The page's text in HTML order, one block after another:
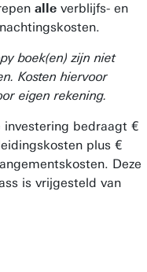
alle verblijfs- en
boek(en) zijn niet
Kosten hiervoor
eigen rekening.
investering bedraagt €
plus €
Deze
is vrijgesteld van